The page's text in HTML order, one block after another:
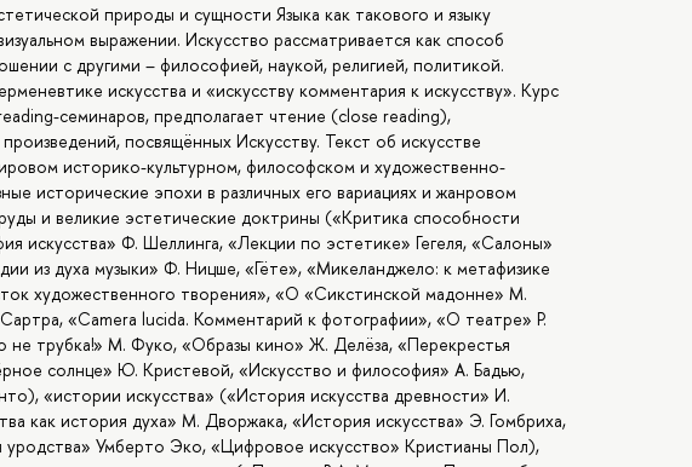
природы и сущности Языка как такового и языку
выражении. Искусство рассматривается как способ
с другими – философией, наукой, религией, политикой.
искусства и «искусству комментария к искусству». Курс
семинаров, предполагает чтение (close reading),
посвящённых Искусству. Текст об искусстве
историко-культурном, философском и художественно-
исторические эпохи в различных его вариациях и жанровом
и великие эстетические доктрины («Критика способности
искусства» Ф. Шеллинга, «Лекции по эстетике» Гегеля, «Салоны»
из духа музыки» Ф. Ницше, «Гёте», «Микеланджело: к метафизике
художественного творения», «О «Сикстинской мадонне» М.
«Camera lucida. Комментарий к фотографии», «О театре» Р.
трубка!» М. Фуко, «Образы кино» Ж. Делёза, «Перекрестья
солнце» Ю. Кристевой, «Искусство и философия» А. Бадью,
«истории искусства» («История искусства древности» И.
как история духа» М. Дворжака, «История искусства» Э. Гомбриха,
Умберто Эко, «Цифровое искусство» Кристианы Пол),